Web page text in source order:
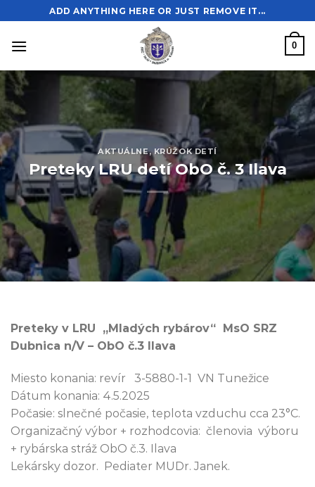
to
content
ADD ANYTHING HERE OR JUST REMOVE IT...
0
AKTUÁLNE, KRÚŽOK DETÍ
Preteky LRU detí ObO č. 3 Ilava
Preteky v LRU „Mladých rybárov“ MsO SRZ
Dubnica n/V – ObO č.3 Ilava
Miesto konania: revír 3-5880-1-1 VN Tunežice
Dátum konania: 4.5.2025
Počasie: slnečné počasie, teplota vzduchu cca 23°C.
Organizačný výbor + rozhodcovia: členovia výboru
+ rybárska stráž ObO č.3. Ilava
Lekársky dozor. Pediater MUDr. Janek.